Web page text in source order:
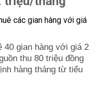
40 gian hàng với giá 2
thu 80 triệu đồng
hàng tháng từ tiểu